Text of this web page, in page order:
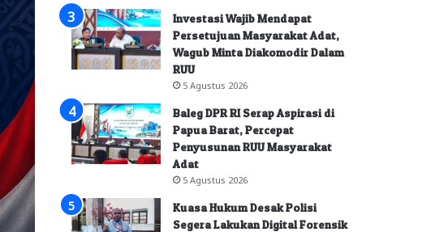
Investasi Wajib Mendapat
Persetujuan Masyarakat Adat,
Wagub Minta Diakomodir Dalam
RUU
5 Agustus 2026
Baleg DPR RI Serap Aspirasi di
Papua Barat, Percepat
Penyusunan RUU Masyarakat
Adat
5 Agustus 2026
Kuasa Hukum Desak Polisi
Segera Lakukan Digital Forensik